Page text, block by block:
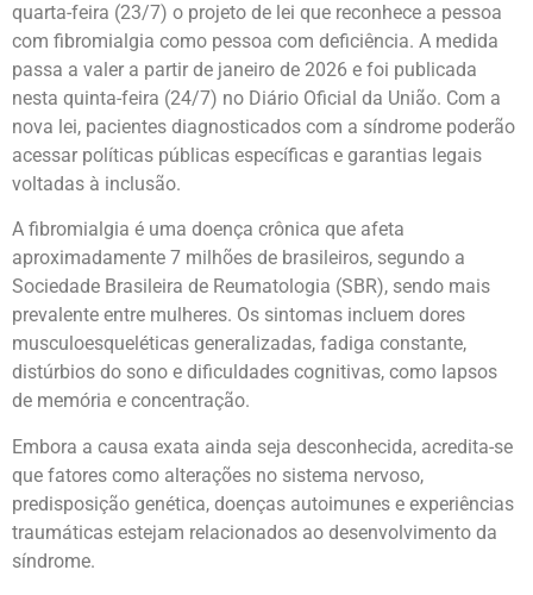
quarta-feira (23/7) o projeto de lei que reconhece a pessoa
com fibromialgia como pessoa com deficiência. A medida
passa a valer a partir de janeiro de 2026 e foi publicada
nesta quinta-feira (24/7) no Diário Oficial da União. Com a
nova lei, pacientes diagnosticados com a síndrome poderão
acessar políticas públicas específicas e garantias legais
voltadas à inclusão.
A fibromialgia é uma doença crônica que afeta
aproximadamente 7 milhões de brasileiros, segundo a
Sociedade Brasileira de Reumatologia (SBR), sendo mais
prevalente entre mulheres. Os sintomas incluem dores
musculoesqueléticas generalizadas, fadiga constante,
distúrbios do sono e dificuldades cognitivas, como lapsos
de memória e concentração.
Embora a causa exata ainda seja desconhecida, acredita-se
que fatores como alterações no sistema nervoso,
predisposição genética, doenças autoimunes e experiências
traumáticas estejam relacionados ao desenvolvimento da
síndrome.